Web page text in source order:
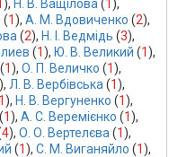
), Н. В. Ващілова (1 ),
(1), А. М. Вдовиченко (2),
(2), Н. І. Ведмідь (3),
(1), Ю. В. Великий (1),
(1), О. П. Величко (1),
), Л. В. Вербівська (1),
1), Н. В. Вергуненко (1),
(1), А. С. Веремієнко (1),
4), О. О. Вертелєва (1),
(1), С. М. Виганяйло (1),